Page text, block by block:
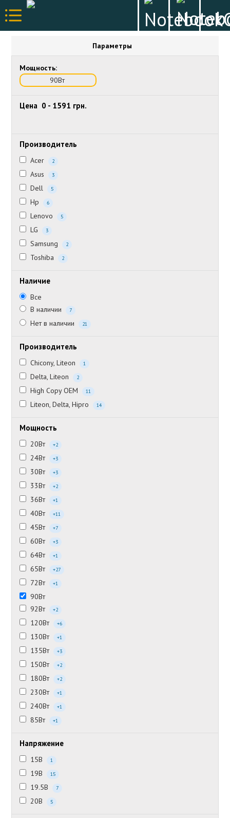
Параметры
Мощность:
90Вт
Цена 0 - 1591 грн.
Производитель
Acer 2
Asus 3
Dell 5
Hp 6
Lenovo 5
LG 3
Samsung 2
Toshiba 2
Наличие
Все
В наличии
7
Нет в наличии 21
Производитель
Chicony, Liteon 1
Delta, Liteon 2
High Copy OEM 11
Liteon, Delta, Hipro 14
Мощность
20Вт +2
24Вт +3
30Вт +3
33Вт +2
36Вт +1
40Вт +11
45Вт +7
60Вт +3
64Вт +1
65Вт +27
72Вт +1
90Вт
92Вт
+2
120Вт +6
130Вт +1
135Вт +3
150Вт +2
180Вт +2
230Вт +1
240Вт +1
85Вт +1
Напряжение
15В 1
19В 15
19.5В 7
20В 5